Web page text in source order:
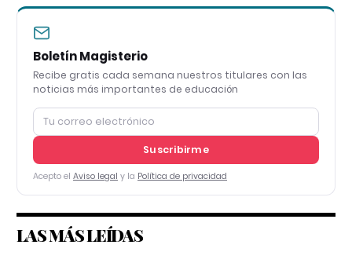
Boletín Magisterio
Recibe gratis cada semana nuestros titulares con las
noticias más importantes de educación
Suscribirme
Acepto el Aviso legal y la Política de privacidad
LAS MÁS LEÍDAS